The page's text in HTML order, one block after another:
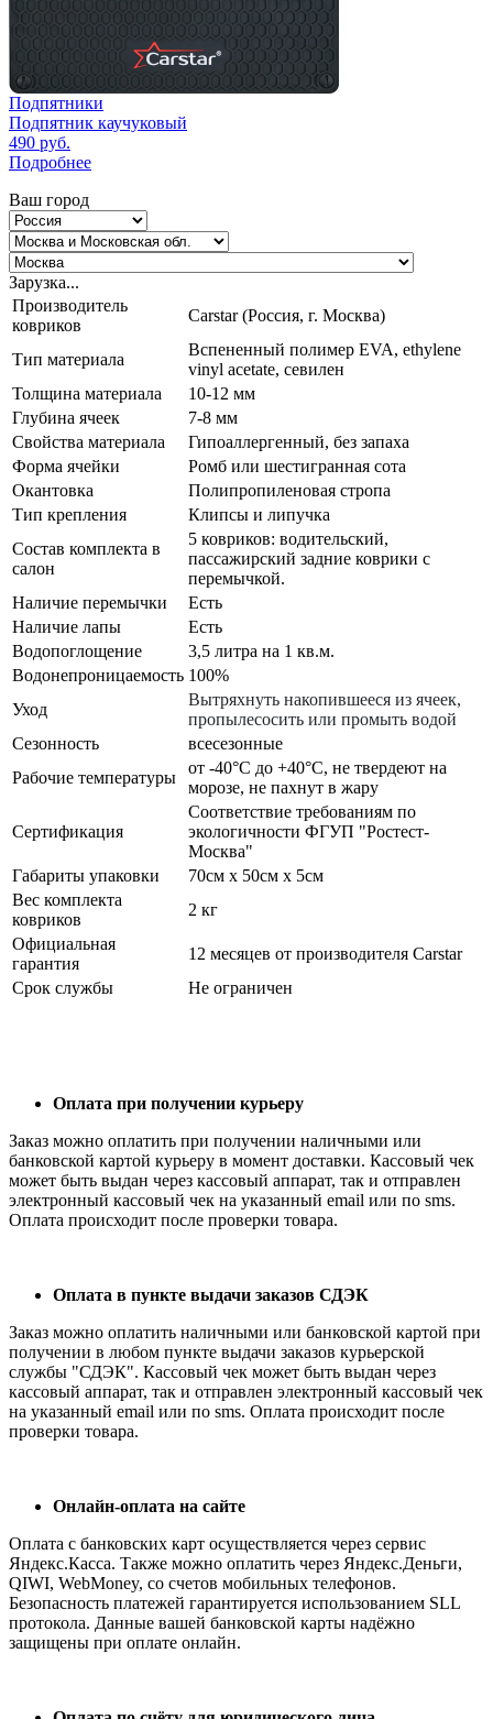
Подпятники
Подпятник каучуковый
490 руб.
Подробнее
Ваш город
Зарузка...
Производитель
ковриков
Carstar (Россия, г. Москва)
Тип материала
Вспененный полимер EVA, ethylene
vinyl acetate, севилен
Толщина материала
10-12 мм
Глубина ячеек
7-8 мм
Свойства материала
Гипоаллергенный, без запаха
Форма ячейки
Ромб или шестигранная сота
Окантовка
Полипропиленовая стропа
Тип крепления
Клипсы и липучка
Состав комплекта в
салон
5 ковриков: водительский,
пассажирский задние коврики с
перемычкой.
Наличие перемычки
Есть
Наличие лапы
Есть
Водопоглощение
3,5 литра на 1 кв.м.
Водонепроницаемость 100%
Уход
Вытряхнуть накопившееся из ячеек,
пропылесосить или промыть водой
Сезонность
всесезонные
Рабочие температуры
от -40°С до +40°С, не твердеют на
морозе, не пахнут в жару
Сертификация
Соответствие требованиям по
экологичности ФГУП "Ростест-
Москва"
Габариты упаковки
70см x 50см x 5см
Вес комплекта
ковриков
2 кг
Официальная
гарантия
12 месяцев от производителя Carstar
Срок службы
Не ограничен
Оплата при получении курьеру
Заказ можно оплатить при получении наличными или
банковской картой курьеру в момент доставки. Кассовый чек
может быть выдан через кассовый аппарат, так и отправлен
электронный кассовый чек на указанный email или по sms.
Оплата происходит после проверки товара.
Оплата в пункте выдачи заказов СДЭК
Заказ можно оплатить наличными или банковской картой при
получении в любом пункте выдачи заказов курьерской
службы "СДЭК". Кассовый чек может быть выдан через
кассовый аппарат, так и отправлен электронный кассовый чек
на указанный email или по sms. Оплата происходит после
проверки товара.
Онлайн-оплата на сайте
Оплата с банковских карт осуществляется через сервис
Яндекс.Касса. Также можно оплатить через Яндекс.Деньги,
QIWI, WebMoney, со счетов мобильных телефонов.
Безопасность платежей гарантируется использованием SLL
протокола. Данные вашей банковской карты надёжно
защищены при оплате онлайн.